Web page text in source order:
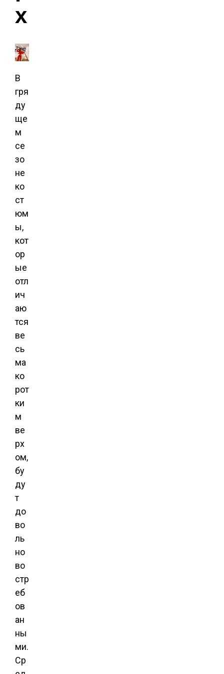
х
В
гря
ду
ще
м
се
зо
не
ко
ст
юм
ы,
кот
ор
ые
отл
ич
аю
тся
ве
сь
ма
ко
рот
ки
м
ве
рх
ом,
бу
ду
т
до
во
ль
но
во
стр
еб
ов
ан
ны
ми.
Ср